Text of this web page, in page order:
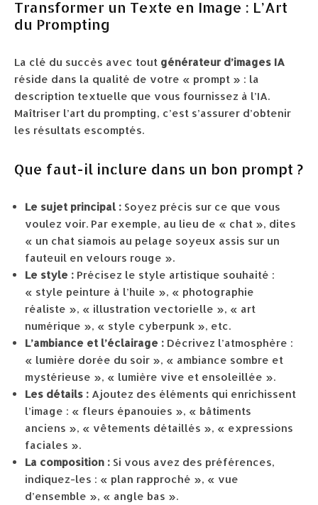
Transformer un Texte en Image : L’Art
du Prompting
La clé du succès avec tout générateur d’images IA
réside dans la qualité de votre « prompt » : la
description textuelle que vous fournissez à l’IA.
Maîtriser l’art du prompting, c’est s’assurer d’obtenir
les résultats escomptés.
Que faut-il inclure dans un bon prompt ?
Le sujet principal : Soyez précis sur ce que vous
voulez voir. Par exemple, au lieu de « chat », dites
« un chat siamois au pelage soyeux assis sur un
fauteuil en velours rouge ».
Le style : Précisez le style artistique souhaité :
« style peinture à l’huile », « photographie
réaliste », « illustration vectorielle », « art
numérique », « style cyberpunk », etc.
L’ambiance et l’éclairage : Décrivez l’atmosphère :
« lumière dorée du soir », « ambiance sombre et
mystérieuse », « lumière vive et ensoleillée ».
Les détails : Ajoutez des éléments qui enrichissent
l’image : « fleurs épanouies », « bâtiments
anciens », « vêtements détaillés », « expressions
faciales ».
La composition : Si vous avez des préférences,
indiquez-les : « plan rapproché », « vue
d’ensemble », « angle bas ».